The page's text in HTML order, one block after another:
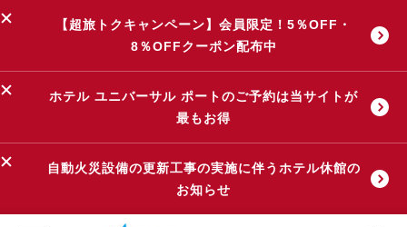
【超旅トクキャンペーン】会員限定！5％OFF・
8％OFFクーポン配布中
ホテル ユニバーサル ポートのご予約は当サイトが
最もお得
自動火災設備の更新工事の実施に伴うホテル休館の
お知らせ